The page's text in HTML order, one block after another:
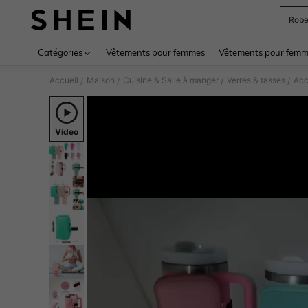
Robe
Catégories Vêtements pour femmes Vêtements pour
Accueil / Maison / Cuisine & Salle à manger / Verres & tasses /
Video